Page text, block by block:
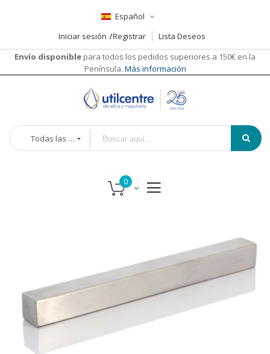
Español
Iniciar sesión
Registrar
Lista Deseos
Envío disponible para todos los pedidos superiores a 150€ en la
Península. Más información
Todas las categorías
imágenes